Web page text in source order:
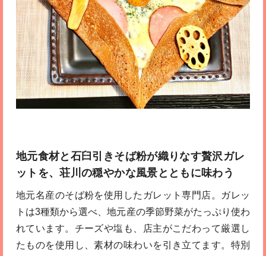
地元食材と石臼引きそば粉が織りなす贅沢ガレ
ットを、荘川の穏やかな風景とともに味わう
地元名産のそば粉を使用したガレット専門店。ガレッ
トは3種類から選べ、地元産の季節野菜がたっぷり使わ
れています。チーズや塩も、店主がこだわって厳選し
たものを使用し、素材の味わいを引き立てます。特別